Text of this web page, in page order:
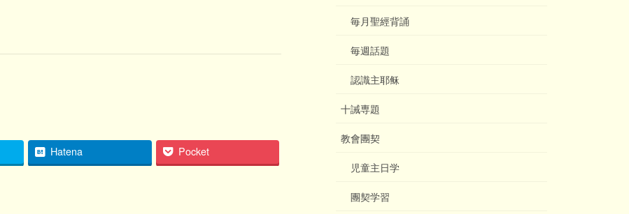
Hatena Pocket
毎月聖經背誦
毎週話題
認識主耶稣
十誡専題
教會團契
児童主日学
團契学習